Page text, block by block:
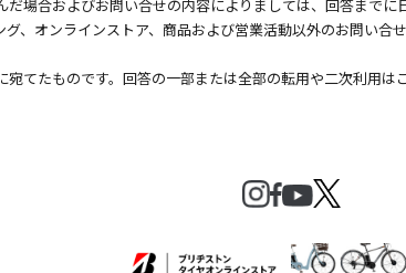
場合およびお問い合せの内容によりましては、回答までに
、オンラインストア、商品および営業活動以外のお問い
てたものです。回答の一部または全部の転用や二次利用は